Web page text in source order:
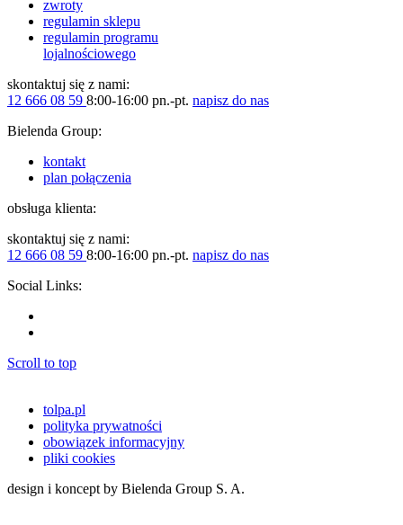
zwroty
regulamin sklepu
regulamin programu
lojalnościowego
skontaktuj się z nami:
12 666 08 59 8:00-16:00 pn.-pt. napisz do nas
Bielenda Group:
kontakt
plan połączenia
obsługa klienta:
skontaktuj się z nami:
12 666 08 59 8:00-16:00 pn.-pt. napisz do nas
Social Links:
Scroll to top
tolpa.pl
polityka prywatności
obowiązek informacyjny
pliki cookies
design i koncept by Bielenda Group S. A.